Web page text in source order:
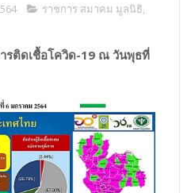
ราชการ สมาคม มูลนิธิ,
รติดเชื้อโควิด-19 ณ วันพุธที่